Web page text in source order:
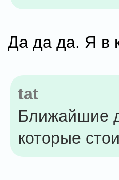
Да да да. Я в
tat
Ближайшие
которые